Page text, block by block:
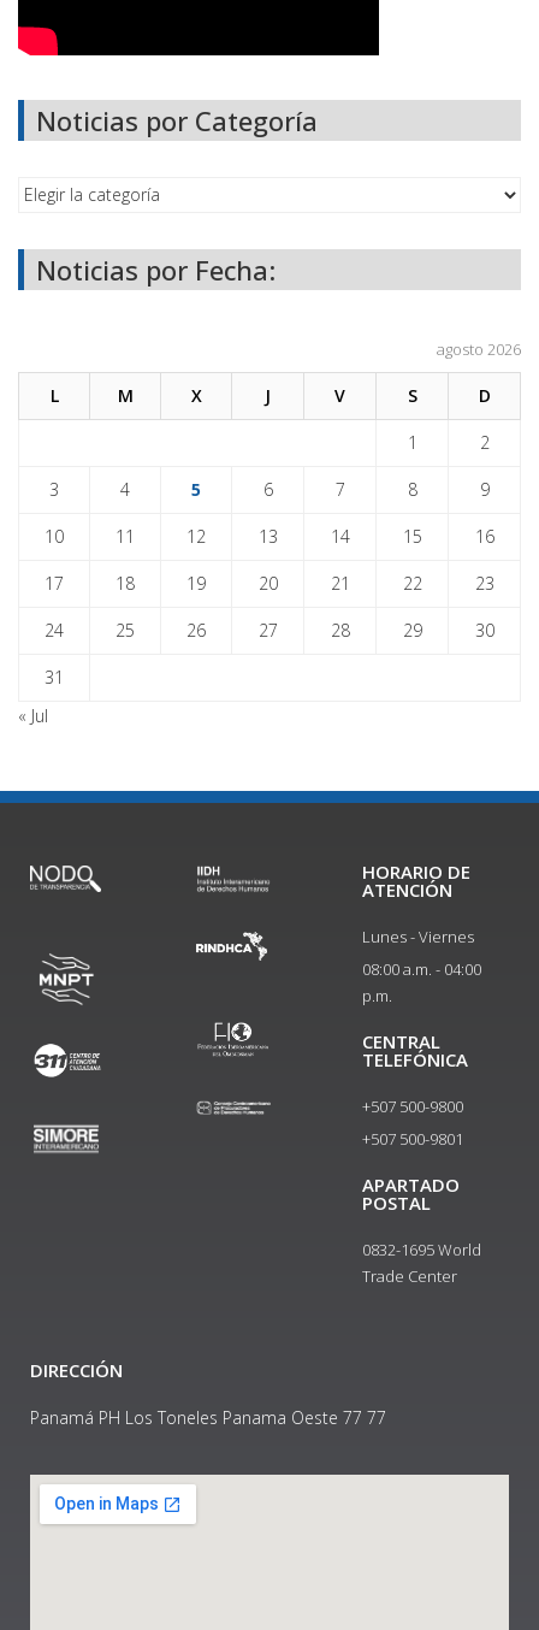
Noticias por Categoría
Noticias por Fecha:
agosto 2026
L M X J V S D
1 2
3 4 5 6 7 8 9
10 11 12 13 14 15 16
17 18 19 20 21 22 23
24 25 26 27 28 29 30
31
« Jul
HORARIO DE
ATENCIÓN
Lunes - Viernes
08:00 a.m. - 04:00
p.m.
CENTRAL
TELEFÓNICA
+507 500-9800
+507 500-9801​
APARTADO
POSTAL
0832-1695 World
Trade Center
DIRECCIÓN
Panamá PH Los Toneles Panama Oeste 77 77